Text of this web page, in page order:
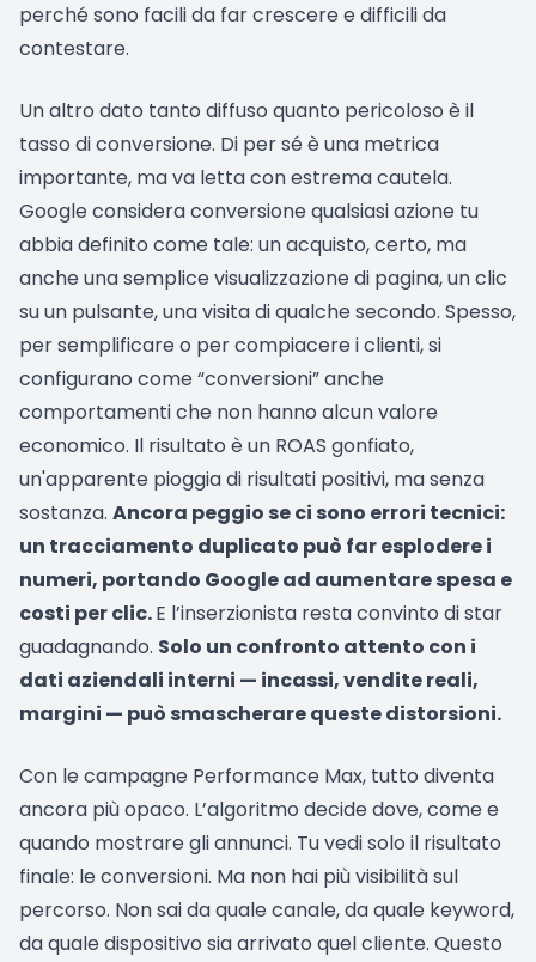
perché sono facili da far crescere e difficili da
contestare.
Un altro dato tanto diffuso quanto pericoloso è il
tasso di conversione. Di per sé è una metrica
importante, ma va letta con estrema cautela.
Google considera conversione qualsiasi azione tu
abbia definito come tale: un acquisto, certo, ma
anche una semplice visualizzazione di pagina, un clic
su un pulsante, una visita di qualche secondo. Spesso,
per semplificare o per compiacere i clienti, si
configurano come “conversioni” anche
comportamenti che non hanno alcun valore
economico. Il risultato è un ROAS gonfiato,
un'apparente pioggia di risultati positivi, ma senza
sostanza. Ancora peggio se ci sono errori tecnici:
un tracciamento duplicato può far esplodere i
numeri, portando Google ad aumentare spesa e
costi per clic.E l’inserzionista resta convinto di star
guadagnando. Solo un confronto attento con i
dati aziendali interni — incassi, vendite reali,
margini — può smascherare queste distorsioni.
Con le campagne Performance Max, tutto diventa
ancora più opaco. L’algoritmo decide dove, come e
quando mostrare gli annunci. Tu vedi solo il risultato
finale: le conversioni. Ma non hai più visibilità sul
percorso. Non sai da quale canale, da quale keyword,
da quale dispositivo sia arrivato quel cliente. Questo